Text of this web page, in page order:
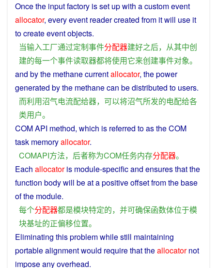
Oncethe inputfactory isset up with acustomevent
allocator, everyevent readercreated from it will use it
tocreateeventobjects.
当输入工厂通过定制事件分配器建好之后， 从其中创
建的每一个事件读取器都将使用它来创建事件对象。
and bythe methanecurrentallocator, thepower
generated by the methanecan bedistributed to users.
而利用沼气电流配给器， 可以将沼气所发的电配给各
类用户。
COMAPI method, which is referred to as the COM
task memoryallocator.
COMAPI方法， 后者称为COM任务内存分配器。
Each allocator is module-specificand ensuresthat the
function bodywill beatapositiveoffsetfrom thebase
ofthe module.
每个分配器都是模块特定的， 并可确保函数体位于模
块基址的正偏移位置。
Eliminating thisproblemwhilestill maintaining
portablealignmentwould requirethat theallocator not
imposeanyoverhead.